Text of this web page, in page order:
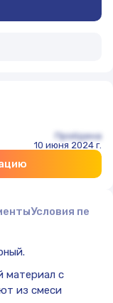
Пройдена
10 июня 2024 г.
Условия
материал с
из смеси